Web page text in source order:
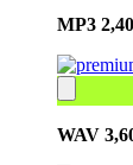
MP3
WAV